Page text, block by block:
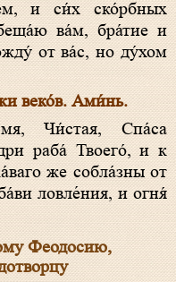
и си́х ско́рбных
ва́м, бра́тие и
от ва́с, но ду́хом
веко́в. Ами́нь.
Чи́стая, Спа́са
раба́ Твоего́, и к
же собла́зны от
ловле́ния, и огня́
Феодосию,